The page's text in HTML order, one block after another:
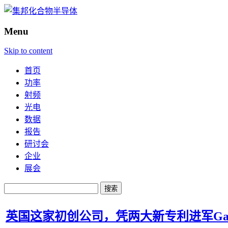
Menu
Skip to content
首页
功率
射频
光电
数据
报告
研讨会
企业
展会
英国这家初创公司，凭两大新专利进军